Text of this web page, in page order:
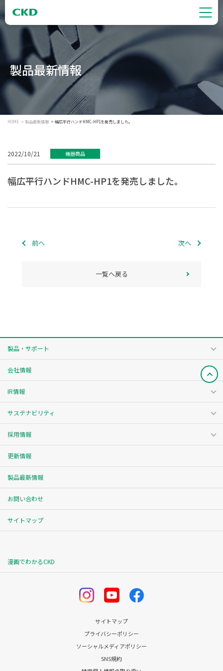
製品最新情報
HOME 製品最新情報 幅広平行ハンドHMC-HP1を発売しました。
2022/10/21 機器商品
幅広平行ハンドHMC-HP1を発売しました。
前へ 次へ
一覧へ戻る
製品・サポート
会社情報
IR情報
サステナビリティ
採用情報
更新情報
製品最新情報
お問い合わせ
サイトマップ
漫画でわかるCKD
サイトマップ
プライバシーポリシー
ソーシャルメディアポリシー
SNS規約